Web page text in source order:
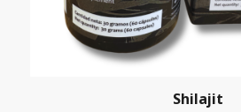
Shilajit